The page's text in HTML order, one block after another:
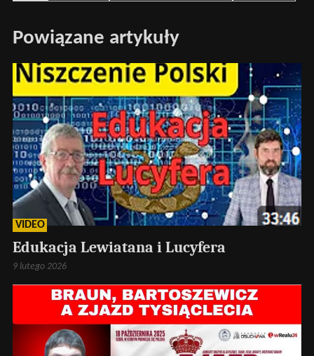
Powiązane artykuły
VIDEO
Edukacja Lewiatana i Lucyfera
9 lutego 2026